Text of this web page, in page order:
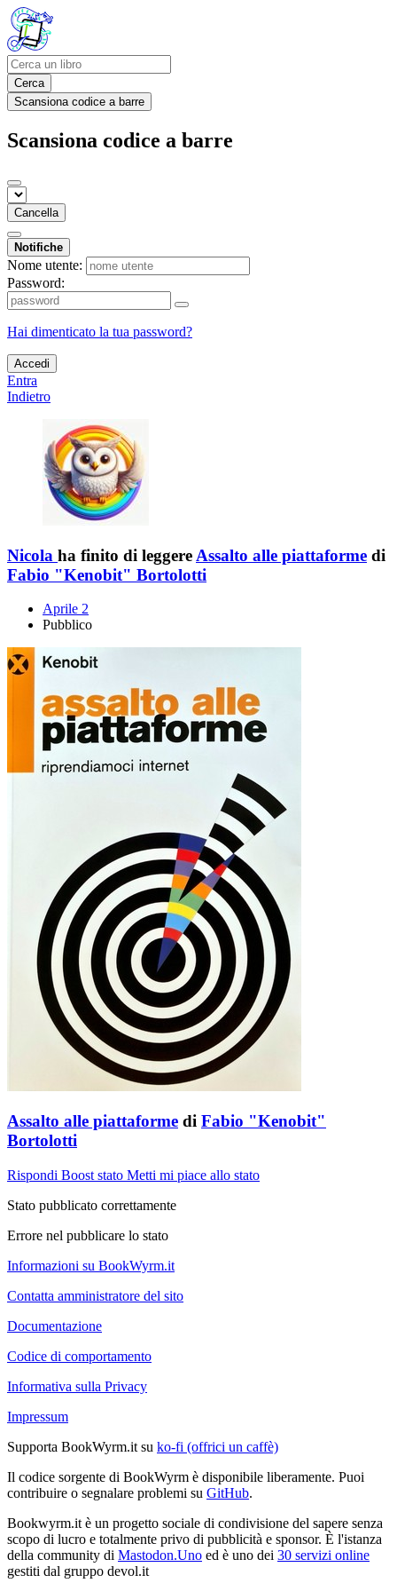
Cerca
Scansiona codice a barre
Scansiona codice a barre
Cancella
Notifiche
Nome utente:
Password:
Hai dimenticato la tua password?
Accedi
Entra
Indietro
Nicola ha finito di leggere Assalto alle piattaforme di
Fabio "Kenobit" Bortolotti
Aprile 2
Pubblico
Assalto alle piattaforme di Fabio "Kenobit"
Bortolotti
Rispondi Boost stato Metti mi piace allo stato
Stato pubblicato correttamente
Errore nel pubblicare lo stato
Informazioni su BookWyrm.it
Contatta amministratore del sito
Documentazione
Codice di comportamento
Informativa sulla Privacy
Impressum
Supporta BookWyrm.it su ko-fi (offrici un caffè)
Il codice sorgente di BookWyrm è disponibile liberamente. Puoi
contribuire o segnalare problemi su GitHub.
Bookwyrm.it è un progetto sociale di condivisione del sapere senza
scopo di lucro e totalmente privo di pubblicità e sponsor. È l'istanza
della community di Mastodon.Uno ed è uno dei 30 servizi online
gestiti dal gruppo devol.it